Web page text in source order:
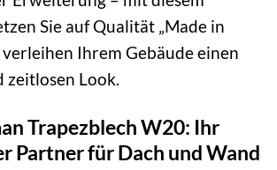
Sie auf Qualität „Made in
Ihrem Gebäude einen
Look.
Trapezblech W20: Ihr
Partner für Dach und Wand